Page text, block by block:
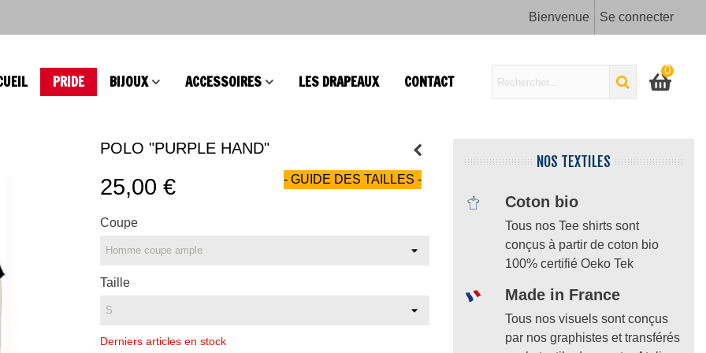
Bienvenue Se connecter
PRIDE BIJOUX ACCESSOIRES LES DRAPEAUX CONTACT
0
POLO "PURPLE HAND"
25,00 € - GUIDE DES TAILLES -
Coupe
Taille
Derniers articles en stock
NOS TEXTILES
Coton bio
Tous nos Tee shirts sont
conçus à partir de coton bio
100% certifié Oeko Tek
Made in France
Tous nos visuels sont conçus
par nos graphistes et transférés